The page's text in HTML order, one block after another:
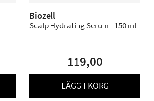
Biozell
Scalp Hydrating Serum - 150 ml
119,00
LÄGG I KORG